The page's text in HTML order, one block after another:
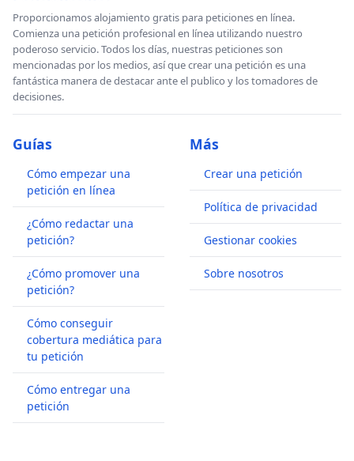
Proporcionamos alojamiento gratis para peticiones en línea.
Comienza una petición profesional en línea utilizando nuestro
poderoso servicio. Todos los días, nuestras peticiones son
mencionadas por los medios, así que crear una petición es una
fantástica manera de destacar ante el publico y los tomadores de
decisiones.
Guías
Cómo empezar una
petición en línea
¿Cómo redactar una
petición?
¿Cómo promover una
petición?
Cómo conseguir
cobertura mediática para
tu petición
Cómo entregar una
petición
Más
Crear una petición
Política de privacidad
Gestionar cookies
Sobre nosotros